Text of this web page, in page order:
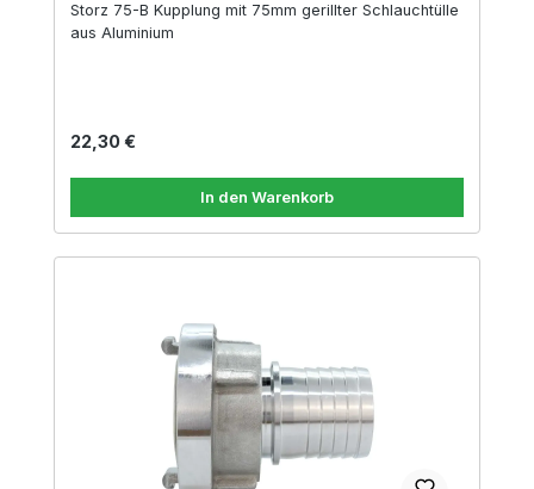
Storz 75-B Kupplung mit 75mm gerillter Schlauchtülle
aus Aluminium
Regulärer Preis:
22,30 €
In den Warenkorb